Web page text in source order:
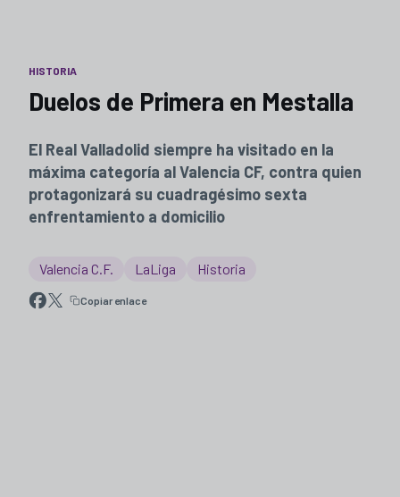
HISTORIA
Duelos de Primera en Mestalla
El Real Valladolid siempre ha visitado en la
máxima categoría al Valencia CF, contra quien
protagonizará su cuadragésimo sexta
enfrentamiento a domicilio
Valencia C.F. LaLiga Historia
Copiar enlace